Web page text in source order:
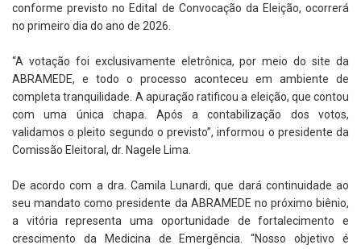
conforme previsto no Edital de Convocação da Eleição, ocorrerá
no primeiro dia do ano de 2026.
“A votação foi exclusivamente eletrônica, por meio do site da
ABRAMEDE, e todo o processo aconteceu em ambiente de
completa tranquilidade. A apuração ratificou a eleição, que contou
com uma única chapa. Após a contabilização dos votos,
validamos o pleito segundo o previsto”, informou o presidente da
Comissão Eleitoral, dr. Nagele Lima.
De acordo com a dra. Camila Lunardi, que dará continuidade ao
seu mandato como presidente da ABRAMEDE no próximo biênio,
a vitória representa uma oportunidade de fortalecimento e
crescimento da Medicina de Emergência. “Nosso objetivo é